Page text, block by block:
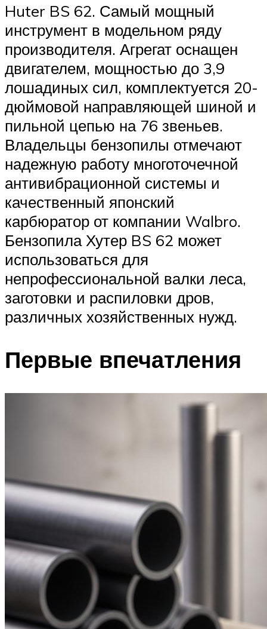
Huter BS 62. Самый мощный
инструмент в модельном ряду
производителя. Агрегат оснащен
двигателем, мощностью до 3,9
лошадиных сил, комплектуется 20-
дюймовой направляющей шиной и
пильной цепью на 76 звеньев.
Владельцы бензопилы отмечают
надежную работу многоточечной
антивибрационной системы и
качественный японский
карбюратор от компании Walbro.
Бензопила Хутер BS 62 может
использоваться для
непрофессиональной валки леса,
заготовки и распиловки дров,
различных хозяйственных нужд.
Первые впечатления